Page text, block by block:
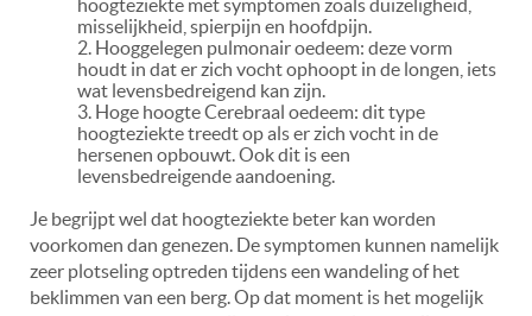
hoogteziekte met symptomen zoals duizeligheid,
misselijkheid, spierpijn en hoofdpijn.
2. Hooggelegen pulmonair oedeem: deze vorm
houdt in dat er zich vocht ophoopt in de longen, iets
wat levensbedreigend kan zijn.
3. Hoge hoogte Cerebraal oedeem: dit type
hoogteziekte treedt op als er zich vocht in de
hersenen opbouwt. Ook dit is een
levensbedreigende aandoening.
Je begrijpt wel dat hoogteziekte beter kan worden
voorkomen dan genezen. De symptomen kunnen namelijk
zeer plotseling optreden tijdens een wandeling of het
beklimmen van een berg. Op dat moment is het mogelijk